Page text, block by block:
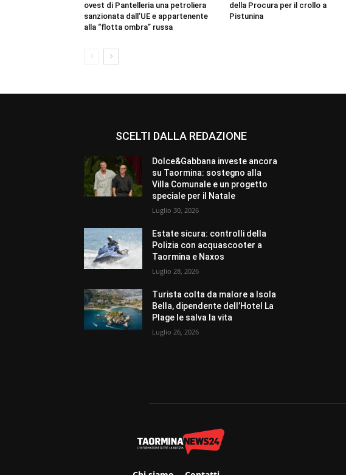
ovest di Pantelleria una petroliera
sanzionata dall’UE e appartenente
alla “flotta ombra” russa
della Procura per il crollo a
Pistunina
SCELTI DALLA REDAZIONE
Dolce&Gabbana investe ancora
su Taormina: sostegno alla
Villa Comunale e un progetto
speciale per il Natale
Luglio 30, 2026
Estate sicura: controlli della
Polizia con acquascooter a
Taormina e Naxos
Luglio 28, 2026
Turista colta da malore a Isola
Bella, dipendente dell’Hotel La
Plage le salva la vita
Luglio 26, 2026